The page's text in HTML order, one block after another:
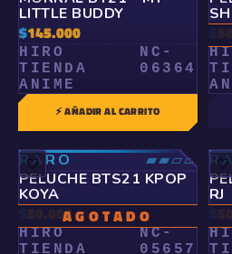
LITTLE BUDDY
$145.000
HIRO
TIENDA
ANIME
NC-
06364
⚡ AÑADIR AL CARRITO
🤍
AGOTADO
RARO
▰▰▱▱
PELUCHE BTS21 KPOP
KOYA
50.000
HIRO
TIENDA
NC-
05657
🤍
RJ